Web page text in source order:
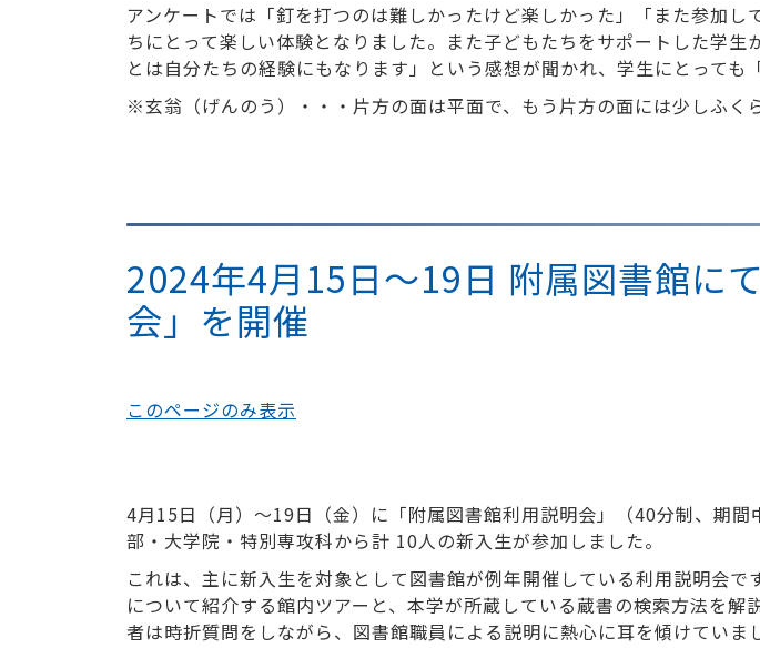
アンケートでは「釘を打つのは難しかったけど楽しかった」「また参加
ちにとって楽しい体験となりました。また子どもたちをサポートした学
とは自分たちの経験にもなります」という感想が聞かれ、学生にとっても
※玄翁（げんのう）・・・片方の面は平面で、もう片方の面には少しふく
2024年4月15日～19日 附属図書館に
会」を開催
このページのみ表示
4月15日（月）～19日（金）に「附属図書館利用説明会」（40分制、期
部・大学院・特別専攻科から計 10人の新入生が参加しました。
これは、主に新入生を対象として図書館が例年開催している利用説明会
について紹介する館内ツアーと、本学が所蔵している蔵書の検索方法を
者は時折質問をしながら、図書館職員による説明に熱心に耳を傾けていま